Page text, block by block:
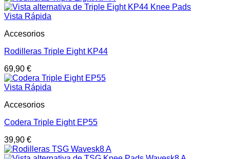
Vista Rápida
Accesorios
Rodilleras Triple Eight KP44
69,90 €
Vista Rápida
Accesorios
Codera Triple Eight EP55
39,90 €